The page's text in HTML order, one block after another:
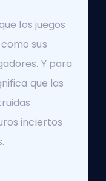
los juegos
sus
Y para
que las
inciertos